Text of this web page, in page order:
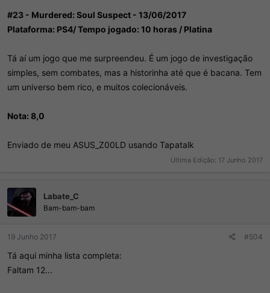
#23 - Murdered: Soul Suspect - 13/06/2017
Plataforma: PS4/ Tempo jogado: 10 horas / Platina
Tá aí um jogo que me surpreendeu. É um jogo de investigação
simples, sem combates, mas a historinha até que é bacana. Tem
um universo bem rico, e muitos colecionáveis.
Nota: 8,0
Enviado de meu ASUS_Z00LD usando Tapatalk
Ultima Edição: 17 Junho 2017
Labate_C
Bam-bam-bam
19 Junho 2017 #504
Tá aqui minha lista completa:
Faltam 12...